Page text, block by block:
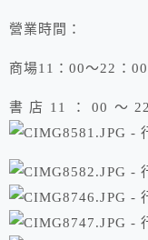
營業時間：
商場11：00～22：
書店11：00～